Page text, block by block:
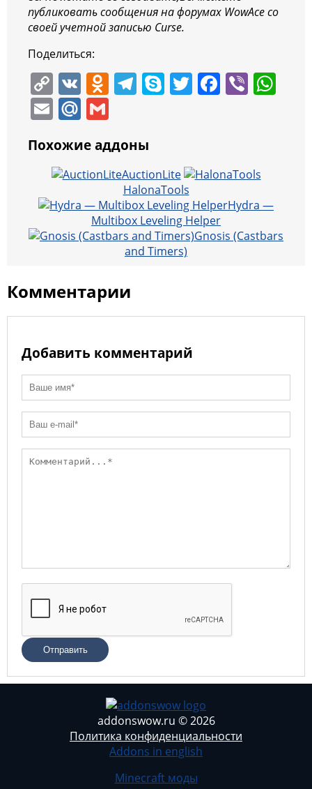
публиковать сообщения на форумах WowAce со
своей учетной записью Curse.
Поделиться:
C
o
p
y
Li
n
k
V
K
O
o
kl
a
ss
ni
ki
T
gr
a
m
S
e
T F
b
o
o
k
Vi
E
ai
l
M
l.
R
u
ai
l
Похожие аддоны
AuctionLite
HalonaTools
Hydra —
Multibox Leveling Helper
Gnosis (Castbars
and Timers)
Комментарии
Добавить комментарий
Отправить
addonswow.ru © 2026
Политика конфиденциальности
Addons in english
Minecraft моды